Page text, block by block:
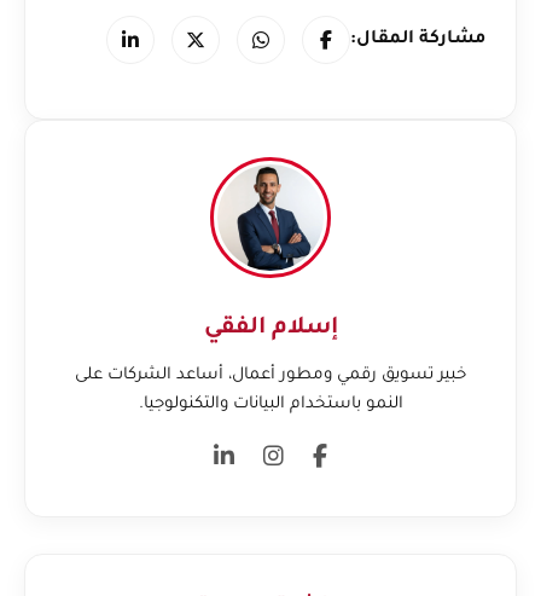
مشاركة المقال:
إسلام الفقي
خبير تسويق رقمي ومطور أعمال، أساعد الشركات على
النمو باستخدام البيانات والتكنولوجيا.